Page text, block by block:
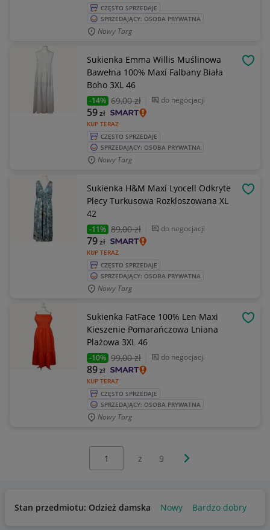
CZĘSTO SPRZEDAJE
SPRZEDAJĄCY: OSOBA PRYWATNA
Nowy Targ
Sukienka Emma Willis Muślinowa
Bawełna 100% Maxi Falbany Biała
Boho 3XL 46
-14% 69,00 zł do negocjacji
KUP TERAZ
59zł
CZĘSTO SPRZEDAJE
SPRZEDAJĄCY: OSOBA PRYWATNA
Nowy Targ
Sukienka H&M Maxi Lyocell Odkryte
Plecy Turkusowa Rozkloszowana XL
42
-11% 89,00 zł do negocjacji
KUP TERAZ
79zł
CZĘSTO SPRZEDAJE
SPRZEDAJĄCY: OSOBA PRYWATNA
Nowy Targ
Sukienka FatFace 100% Len Maxi
Kieszenie Pomarańczowa Lniana
Plażowa 3XL 46
-10% 99,00 zł do negocjacji
KUP TERAZ
89zł
CZĘSTO SPRZEDAJE
SPRZEDAJĄCY: OSOBA PRYWATNA
Nowy Targ
z 9 Następna strona
Stan przedmiotu: Odzież damska Nowy Bardzo dobry